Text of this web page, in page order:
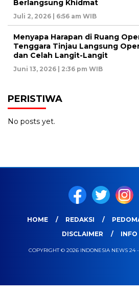
Berlangsung Khidmat
Juli 2, 2026 | 6:56 am WIB
Menyapa Harapan di Ruang
Tenggara Tinjau Langsung
dan Celah Langit-Langit
Juni 13, 2026 | 2:36 pm WIB
PERISTIWA
No posts yet.
HOME REDAKSI
DISCLAIMER
INFO
COPYRIGHT © 2026 INDONESIA NEWS 24